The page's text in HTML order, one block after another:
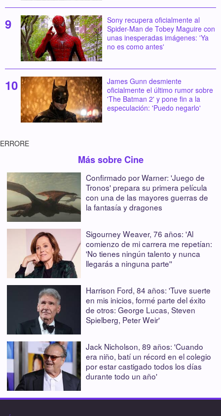
Sony recupera oficialmente al
Spider-Man de Tobey Maguire con
unas inesperadas imágenes: 'Ya
no es como antes'
James Gunn desmiente
oficialmente el último rumor sobre
'The Batman 2' y pone fin a la
especulación: 'Puedo negarlo'
ERRORE
Más sobre Cine
Confirmado por Warner: 'Juego de
Tronos' prepara su primera película
con una de las mayores guerras de
la fantasía y dragones
Sigourney Weaver, 76 años: 'Al
comienzo de mi carrera me repetían:
'No tienes ningún talento y nunca
llegarás a ninguna parte''
Harrison Ford, 84 años: 'Tuve suerte
en mis inicios, formé parte del éxito
de otros: George Lucas, Steven
Spielberg, Peter Weir'
Jack Nicholson, 89 años: 'Cuando
era niño, batí un récord en el colegio
por estar castigado todos los días
durante todo un año'